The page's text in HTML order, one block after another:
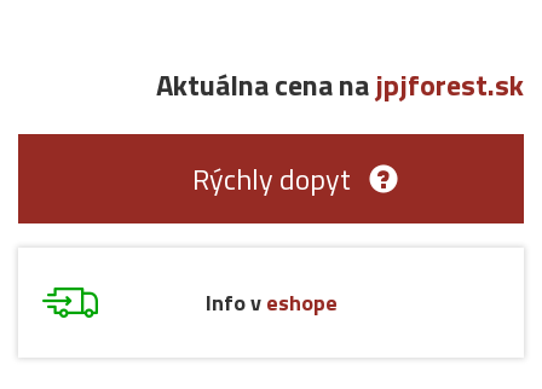
Aktuálna cena najpjforest.sk
Rýchly dopyt
Info veshope